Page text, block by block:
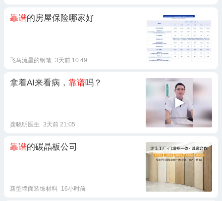
靠谱的房屋保险哪家好
飞马流星的钢笔 3天前 10:49
拿着AI来看病， 靠谱吗？
龚晓明医生 3天前 21:05
靠谱的碳晶板公司
新型墙面装饰材料 16小时前